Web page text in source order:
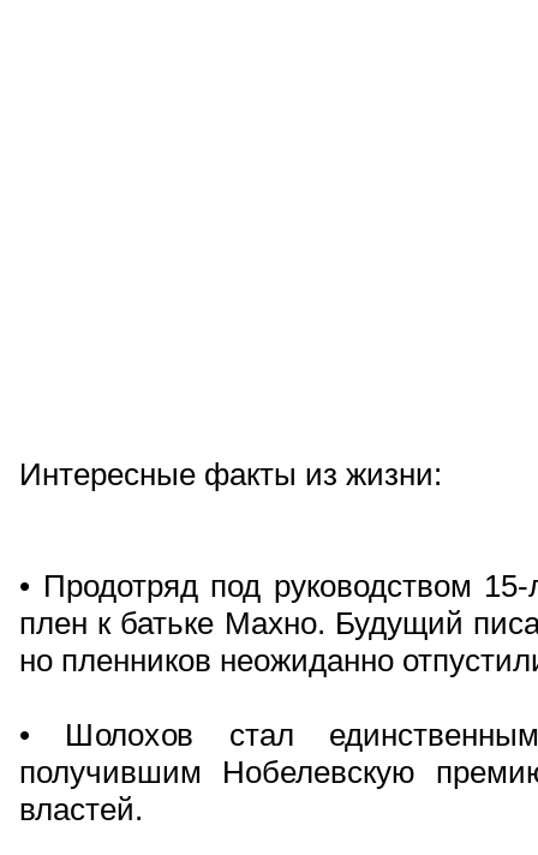
Интересные факты из жизни:
• Продотряд под руководством
плен к батьке Махно. Будущий
но пленников неожиданно
• Шолохов стал
получившим Нобелевскую
властей.